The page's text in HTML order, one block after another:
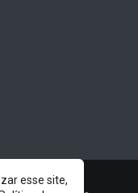
esse site,